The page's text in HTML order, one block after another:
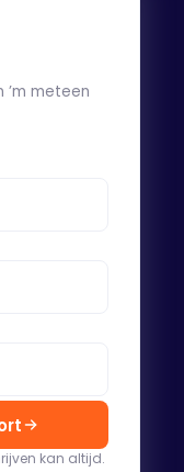
’m meteen
kan altijd.